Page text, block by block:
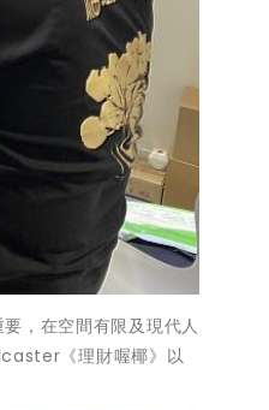
，在空間有限及現代人
《理財喔椰》以